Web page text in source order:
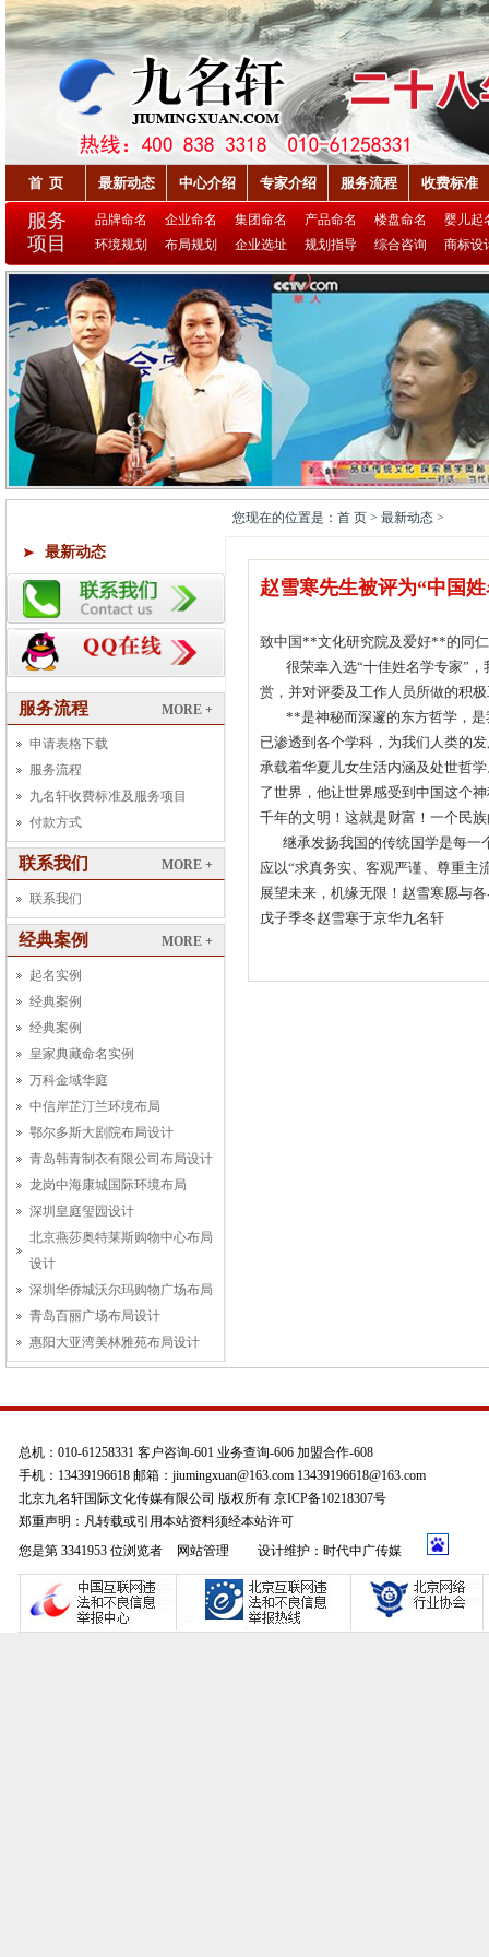
首 页 最新动态 中心介绍 专家介绍 服务流程 收费标准
服务
项目
品牌命名 企业命名 集团命名 产品命名 楼盘命名
婴儿起
环境规划
布局规划 企业选址 规划指导 综合咨询 商标设
您现在的位置是：首 页 > 最新动态 >
最新动态
MORE +
服务流程
申请表格下载
服务流程
九名轩收费标准及服务项目
付款方式
MORE +
联系我们
联系我们
MORE +
经典案例
起名实例
经典案例
经典案例
皇家典藏命名实例
万科金域华庭
中信岸芷汀兰环境布局
鄂尔多斯大剧院布局设计
青岛韩青制衣有限公司布局设计
龙岗中海康城国际环境布局
深圳皇庭玺园设计
北京燕莎奥特莱斯购物中心布局
设计
深圳华侨城沃尔玛购物广场布局
青岛百丽广场布局设计
惠阳大亚湾美林雅苑布局设计
赵雪寒先生被评为“中国
致中国**文化研究院及爱好**的同
很荣幸入选“十佳姓名学专家”，
赏，并对评委及工作人员所做的积
**是神秘而深邃的东方哲学，是
已渗透到各个学科，为我们人类的
承载着华夏儿女生活内涵及处世哲
了世界，他让世界感受到中国这个
千年的文明！这就是财富！一个民
继承发扬我国的传统国学是每一
应以“求真务实、客观严谨、尊重
展望未来，机缘无限！赵雪寒愿与
戊子季冬赵雪寒于京华九名轩
总机：010-61258331 客户咨询-601 业务查询-606 加盟合作-608
手机：13439196618 邮箱：jiumingxuan@163.com 13439196618@163.com
北京九名轩国际文化传媒有限公司 版权所有 京ICP备10218307号
郑重声明：凡转载或引用本站资料须经本站许可
您是第 3341953 位浏览者
网站管理 设计维护：时代中广传媒